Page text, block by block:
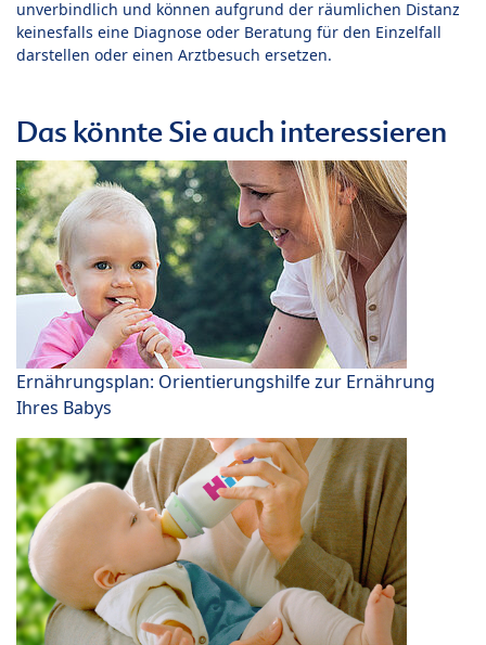
unverbindlich und können aufgrund der räumlichen Distanz
keinesfalls eine Diagnose oder Beratung für den Einzelfall
darstellen oder einen Arztbesuch ersetzen.
Das könnte Sie auch interessieren
Ernährungsplan: Orientierungshilfe zur Ernährung
Ihres Babys